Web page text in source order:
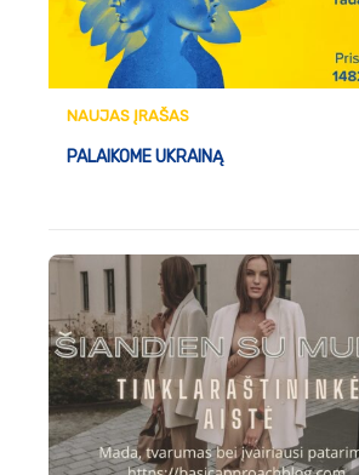
NAUJAS ĮRAŠAS
PALAIKOME UKRAINĄ